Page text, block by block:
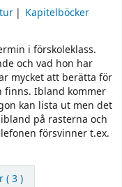
Kapitelböcker
i förskoleklass.
och vad hon har
mycket att berätta för
finns. Ibland kommer
kan lista ut men det
på rasterna och
försvinner t.ex.
( 3 )